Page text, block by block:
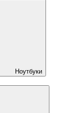
Ноутбуки